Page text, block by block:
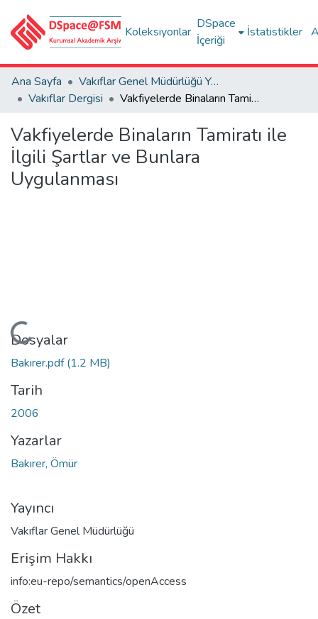
Koleksiyonlar
DSpace
İçeriği
İstatistikler
Ana Sayfa
Vakıflar Genel Müdürlüğü Yayınları
Vakıflar Dergisi
Vakfiyelerde Binaların Tamiratı ile İlgili Şartlar ve Bunlara Uygulanması
Vakfiyelerde Binaların Tamiratı ile
İlgili Şartlar ve Bunlara
Uygulanması
Yükleniyor...
Dosyalar
Bakırer.pdf(1.2 MB)
Tarih
2006
Yazarlar
Bakırer, Ömür
Yayıncı
Vakıflar Genel Müdürlüğü
Erişim Hakkı
info:eu-repo/semantics/openAccess
Özet